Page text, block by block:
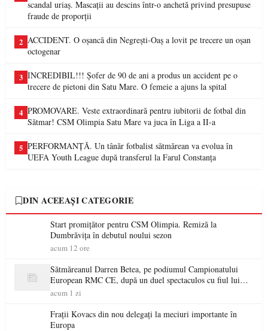
scandal uriaș. Mascații au descins într-o anchetă privind presupuse
fraude de proporții
2 ACCIDENT. O oșancă din Negrești-Oaș a lovit pe trecere un oșan
octogenar
3 INCREDIBIL!!! Șofer de 90 de ani a produs un accident pe o
trecere de pietoni din Satu Mare. O femeie a ajuns la spital
4 PROMOVARE. Veste extraordinară pentru iubitorii de fotbal din
Sătmar! CSM Olimpia Satu Mare va juca în Liga a II-a
5 PERFORMANȚĂ. Un tânăr fotbalist sătmărean va evolua în
UEFA Youth League după transferul la Farul Constanța
DIN ACEEAȘI CATEGORIE
Start promițător pentru CSM Olimpia. Remiză la
Dumbrăvița în debutul noului sezon
acum 12 ore
Sătmăreanul Darren Betea, pe podiumul Campionatului
European RMC CE, după un duel spectaculos cu fiul lui
Kimi Räikkönen
acum 1 zi
Frații Kovacs din nou delegați la meciuri importante în
Europa